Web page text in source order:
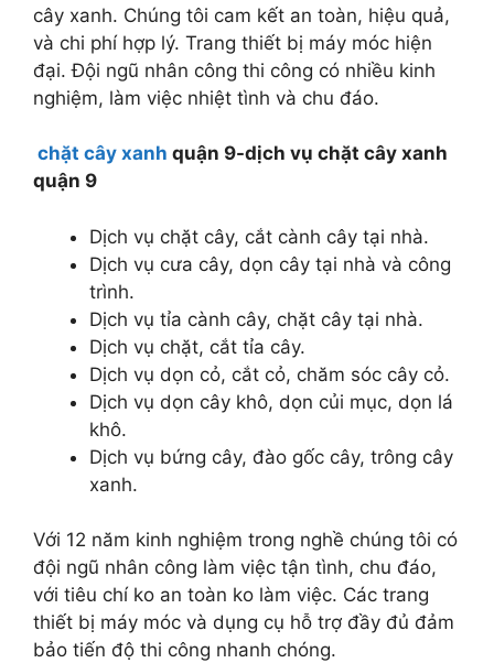
cây xanh. Chúng tôi cam kết an toàn, hiệu quả,
và chi phí hợp lý. Trang thiết bị máy móc hiện
đại. Đội ngũ nhân công thi công có nhiều kinh
nghiệm, làm việc nhiệt tình và chu đáo.
chặt cây xanh quận 9-dịch vụ chặt cây xanh
quận 9
Dịch vụ chặt cây, cắt cành cây tại nhà.
Dịch vụ cưa cây, dọn cây tại nhà và công
trình.
Dịch vụ tỉa cành cây, chặt cây tại nhà.
Dịch vụ chặt, cắt tỉa cây.
Dịch vụ dọn cỏ, cắt cỏ, chăm sóc cây cỏ.
Dịch vụ dọn cây khô, dọn củi mục, dọn lá
khô.
Dịch vụ bứng cây, đào gốc cây, trông cây
xanh.
Với 12 năm kinh nghiệm trong nghề chúng tôi có
đội ngũ nhân công làm việc tận tình, chu đáo,
với tiêu chí ko an toàn ko làm việc. Các trang
thiết bị máy móc và dụng cụ hỗ trợ đầy đủ đảm
bảo tiến độ thi công nhanh chóng.